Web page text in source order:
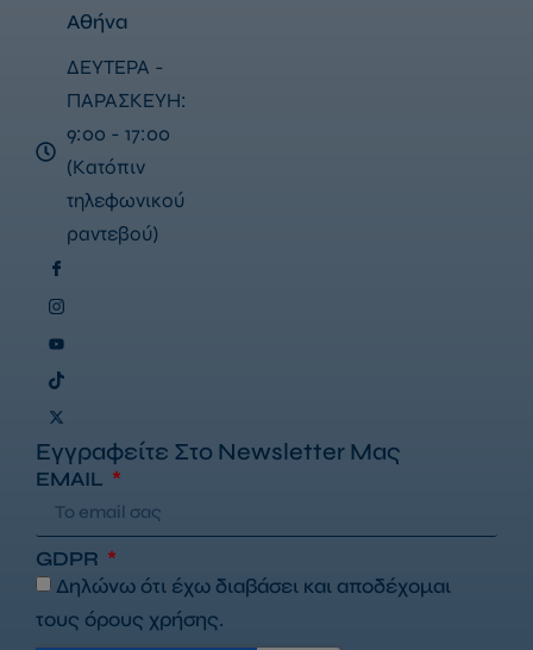
Εγγραφείτε Στο Newsletter Μας
EMAIL
GDPR
Δηλώνω ότι έχω διαβάσει και αποδέχομαι
τους όρους χρήσης.
Αθήνα
ΔΕΥΤΕΡΑ -
ΠΑΡΑΣΚΕΥΗ:
9:00 - 17:00
(Κατόπιν
τηλεφωνικού
ραντεβού)